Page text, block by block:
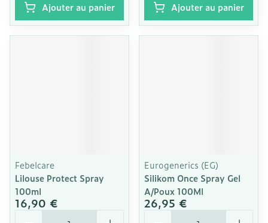
Ajouter au panier Ajouter au panier
Febelcare
Lilouse Protect Spray
100ml
16,90 €
Quantité
Eurogenerics (EG)
Silikom Once Spray Gel
A/Poux 100Ml
26,95 €
Quantité